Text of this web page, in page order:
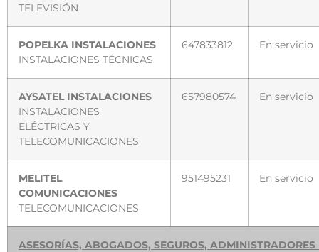
TELEVISIÓN
POPELKA INSTALACIONES
INSTALACIONES TÉCNICAS
647833812 En servicio
AYSATEL INSTALACIONES
INSTALACIONES
ELÉCTRICAS Y
TELECOMUNICACIONES
657980574 En servicio
MELITEL
COMUNICACIONES
TELECOMUNICACIONES
951495231 En servicio
ASESORÍAS, ABOGADOS, SEGUROS, ADMINISTRADORES